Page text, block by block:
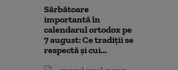
Sărbătoare
importantă în
calendarul ortodox pe
7 august: Ce tradiții se
respectă și cui...